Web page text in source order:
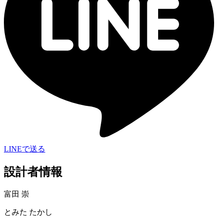
LINEで送る
設計者情報
富田 崇
とみた たかし